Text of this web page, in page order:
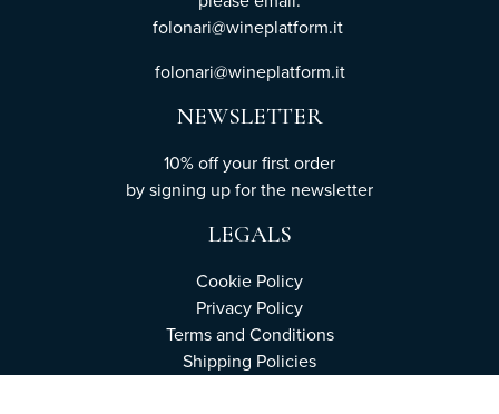
folonari@wineplatform.it
folonari@wineplatform.it
NEWSLETTER
10% off your first order
bysigning upfor the newsletter
LEGALS
Cookie Policy
Privacy Policy
Terms and Conditions
Shipping Policies